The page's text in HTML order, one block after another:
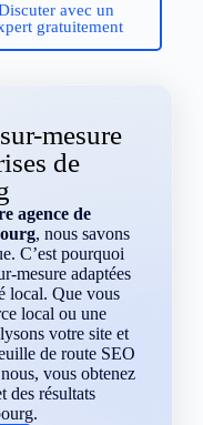
avec un
gratuitement
mesure
de
agence de
, nous savons
C’est pourquoi
mesure adaptées
local. Que vous
local ou une
votre site et
de route SEO
vous obtenez
des résultats